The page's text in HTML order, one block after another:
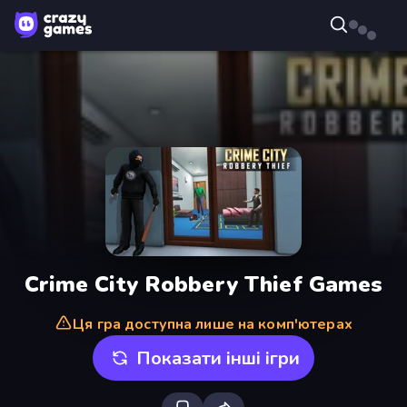
Crime City Robbery Thief Games
Ця гра доступна лише на комп'ютерах
Показати інші ігри